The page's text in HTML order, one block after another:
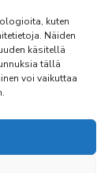
kuten
Näiden
käsitellä
tällä
voi vaikuttaa